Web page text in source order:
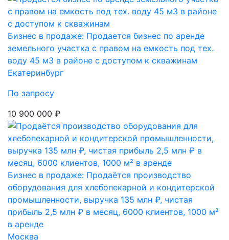
Бизнес в продаже: Продается бизнес по аренде
земельного участка с правом на емкость под тех.
воду 45 м3 в районе с доступом к скважинам
Екатеринбург
По запросу
10 900 000 ₽
Бизнес в продаже: Продаётся производство
оборудования для хлебопекарной и кондитерской
промышленности, выручка 135 млн ₽, чистая
прибыль 2,5 млн ₽ в месяц, 6000 клиентов, 1000 м²
в аренде
Москва